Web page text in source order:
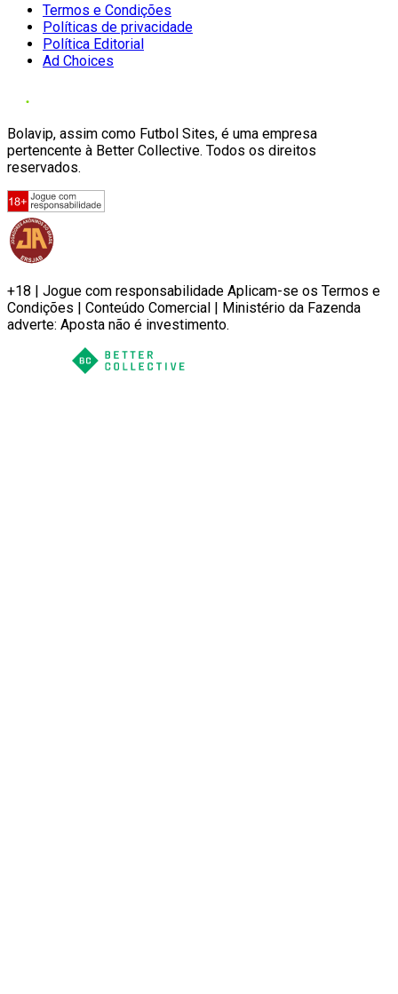
Termos e Condições
Políticas de privacidade
Política Editorial
Ad Choices
Bolavip, assim como Futbol Sites, é uma empresa
pertencente à Better Collective. Todos os direitos
reservados.
+18 | Jogue com responsabilidade Aplicam-se os Termos e
Condições | Conteúdo Comercial | Ministério da Fazenda
adverte: Aposta não é investimento.